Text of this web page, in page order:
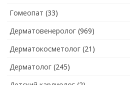
Гомеопат (33)
Дерматовенеролог (969)
Дерматокосметолог (21)
Дерматолог (245)